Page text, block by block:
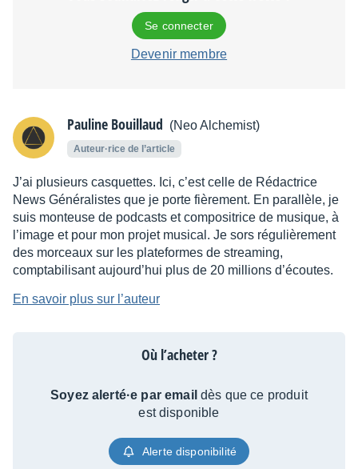
Se connecter
Devenir membre
Pauline Bouillaud (Neo Alchemist)
Auteur·rice de l’article
J’ai plusieurs casquettes. Ici, c’est celle de Rédactrice
News Généralistes que je porte fièrement. En parallèle, je
suis monteuse de podcasts et compositrice de musique, à
l’image et pour mon projet musical. Je sors régulièrement
des morceaux sur les plateformes de streaming,
comptabilisant aujourd’hui plus de 20 millions d’écoutes.
En savoir plus sur l’auteur
Où l’acheter ?
Soyez alerté·e par email dès que ce produit
est disponible
Alerte disponibilité